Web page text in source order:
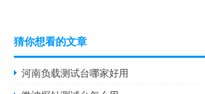
猜你想看的文章
河南负载测试台哪家好用